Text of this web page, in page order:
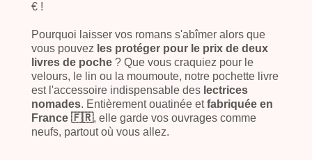
€ !
Pourquoi laisser vos romans s'abîmer alors que
vous pouvez les protéger pour le prix de deux
livres de poche ? Que vous craquiez pour le
velours, le lin ou la moumoute, notre pochette livre
est l'accessoire indispensable des lectrices
nomades. Entièrement ouatinée etfabriquée en
France 🇫🇷, elle garde vos ouvrages comme
neufs, partout où vous allez.